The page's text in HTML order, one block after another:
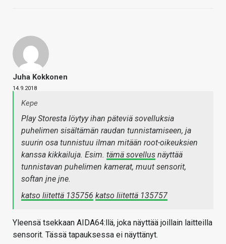
Juha Kokkonen
14.9.2018
Kepe
Play Storesta löytyy ihan päteviä sovelluksia
puhelimen sisältämän raudan tunnistamiseen, ja
suurin osa tunnistuu ilman mitään root-oikeuksien
kanssa kikkailuja. Esim. tämä sovellus näyttää
tunnistavan puhelimen kamerat, muut sensorit,
softan jne jne.
katso liitettä 135756 katso liitettä 135757
Yleensä tsekkaan AIDA64:llä, joka näyttää joillain laitteilla
sensorit. Tässä tapauksessa ei näyttänyt.